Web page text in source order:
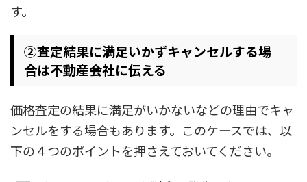
す。
②査定結果に満足いかずキャンセルする場
合は不動産会社に伝える
価格査定の結果に満足がいかないなどの理由でキャ
ンセルをする場合もあります。このケースでは、以
下の４つのポイントを押さえておいてください。